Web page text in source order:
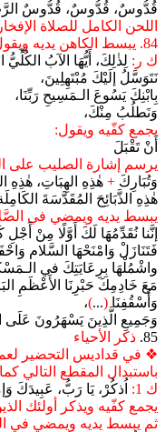
قُدُّوسٌ، قُدُّوسٌ، قُدُّوسٌ
اللحن الكامل للصلاة
84. يبسط الكاهن يديه ويقول:
ك ر: لِذٰلِكَ، أَيُّهَا الآبُ الكُلِّيُّ
نَتَوَسَّلُ إلَيْكَ مُبْتَهِلِينَ،
بِابْنِكَ يَسُوعَ الـمَسِيحِ رَبِّنَا،
وَنَطلُبُ مِنْكَ،
يجمع كفّيه ويقول:
أَنْ تَقْبَلَ
يرسم إشارة الصليب على
وَتُبَارِكَ + هٰذِهِ الهِبَاتِ، هٰذِهِ
هٰذِهِ الذَّبَائِحَ المُقَدَّسَةَ
يبسط يديه ويمضي في
إنَّنا نُقَدِّمُهَا لَكَ أَوَّلًا مِنْ
فَتَنَازَلْ وَامْنَحْهَا السَّلام
واشْمُلْهَا بِرِعَايَتِكَ في
مَعَ خَادِمِكَ حَبْرِنَا الأَعْظَمِ
وَأُسْقُفِنَا (
...
)،
وَجَمِيعِ الَّذِينَ يَسْهَرُونَ عَلَى
85. ذكر الأحياء
❖ في قداديس التحضير
باستبدال المقطع التالي
ك 1:
اُذكُرْ، يَا رَبُّ، عَبِيدَكَ
يجمع كفّيه ويذكر أولئك
ثم يبسط يديه ويمضي في